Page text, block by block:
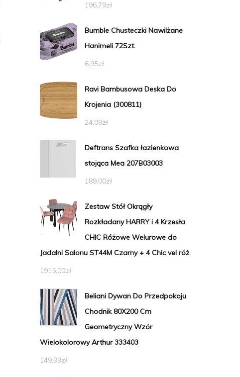
196,79zł
Bumble Chusteczki Nawilżane
Hanimeli 72Szt.
6,95zł
Ravi Bambusowa Deska Do
Krojenia (300811)
24,08zł
Deftrans Szafka łazienkowa
stojąca Mea 207B03003
189,00zł
Zestaw Stół Okrągły
Rozkładany HARRY i 4 Krzesła
CHIC Różowe Welurowe do
Jadalni Salonu ST44M Czarny + 4 Chic vel róż
1915,00zł
Beliani Dywan Do Przedpokoju
Chodnik 80X200 Cm
Geometryczny Wzór
Wielokolorowy Arthur 333403
149,99zł